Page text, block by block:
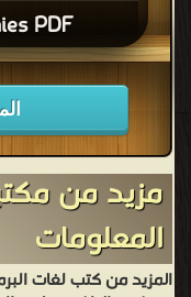
PDF
مزيد من
المعلومات
المزيد من كتب لغات